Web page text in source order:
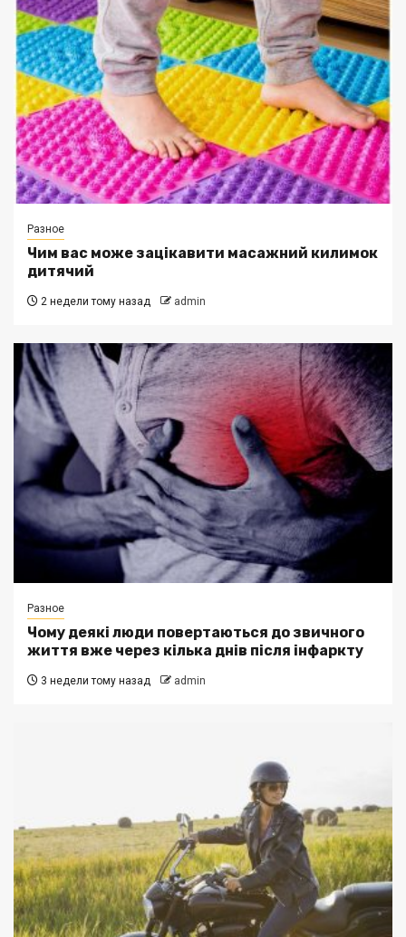
Разное
Чим вас може зацікавити масажний килимок
дитячий
2 недели тому назад admin
Разное
Чому деякі люди повертаються до звичного
життя вже через кілька днів після інфаркту
3 недели тому назад admin